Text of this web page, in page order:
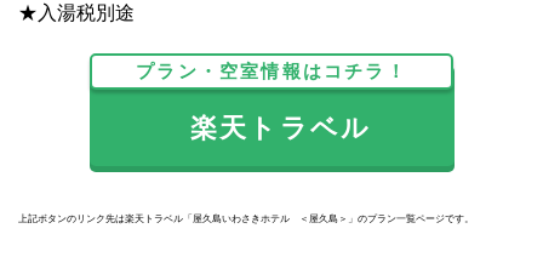
★入湯税別途
プラン・空室情報はコチラ！
楽天トラベル
上記ボタンのリンク先は楽天トラベル「屋久島いわさきホテル ＜屋久島＞」のプラン一覧ページです。